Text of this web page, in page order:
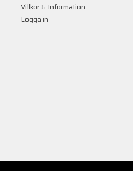
Villkor & Information
Logga in